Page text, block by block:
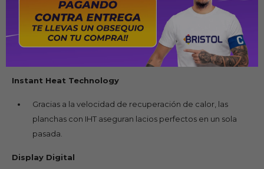
su uso para un alisado parejo, o rulos definidos.
Largo Del Cable
Cuenta con un cable de 2,7 metros
Instant Heat Technology
Gracias a la velocidad de recuperación de calor, las
planchas con IHT aseguran lacios perfectos en un sola
pasada.
Display Digital